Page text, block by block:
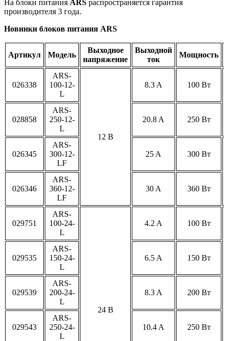
На блоки питания ARS распространяется гарантия
производителя 3 года.
Новинки блоков питания ARS
Артикул Модель
Выходное
напряжение
Выходной
ток
Мощность
026338
ARS-
100-12-
L
12 В
8.3 A 100 Вт
028858
ARS-
250-12-
L
20.8 A 250 Вт
026345
ARS-
300-12-
LF
25 A 300 Вт
026346
ARS-
360-12-
LF
30 A 360 Вт
029751
ARS-
100-24-
L
24 В
4.2 A 100 Вт
029535
ARS-
150-24-
L
6.5 A 150 Вт
029539
ARS-
200-24-
L
8.3 A 200 Вт
029543
ARS-
250-24-
L
10.4 A 250 Вт